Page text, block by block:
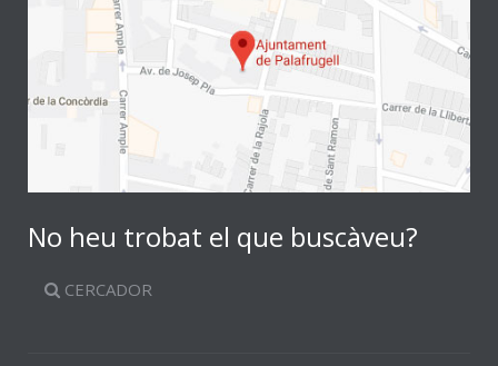
No heu trobat el que buscàveu?
CERCADOR